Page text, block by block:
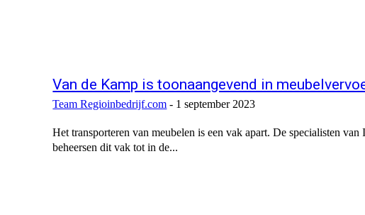
Van de Kamp is toonaangevend in
Team Regioinbedrijf.com - 1 september 2023
Het transporteren van meubelen is een vak apart. De specialisten
beheersen dit vak tot in de...